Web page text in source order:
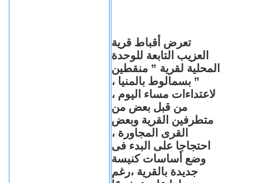
تعرض أقباط قرية
العزيب التابعة للوحدة
المحلية لقرية ” منقطين
” بسمالوط بالمنيا ،
لاعتداءات مساء اليوم ،
من قبل بعض من
متطرفين القرية وبعض
القرى المجاورة ،
احتجاجا على البدء فى
وضع أساسات كنيسة
جديدة بالقرية ،رغم